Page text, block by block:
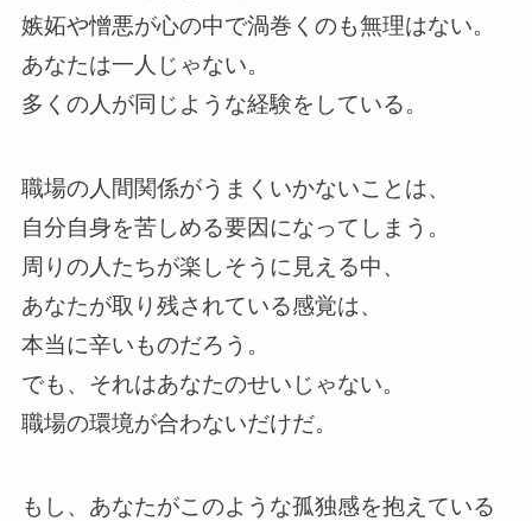
嫉妬や憎悪が心の中で渦巻くのも無理はない。
あなたは一人じゃない。
多くの人が同じような経験をしている。
職場の人間関係がうまくいかないことは、
自分自身を苦しめる要因になってしまう。
周りの人たちが楽しそうに見える中、
あなたが取り残されている感覚は、
本当に辛いものだろう。
でも、それはあなたのせいじゃない。
職場の環境が合わないだけだ。
もし、あなたがこのような孤独感を抱えている